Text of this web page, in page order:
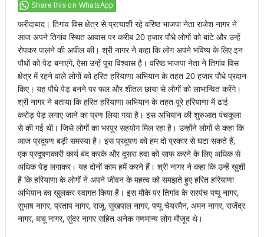
Share this on WhatsApp
फरीदाबाद। तिगांव विस क्षेत्र से प्रत्याशी रहे वरिष्ठ भाजपा नेता राजेश नागर ने
आज अपने तिगांव स्थित आवास पर करीब 20 हजार पौधे लोगों को बांटे और उन्हें
रोपकर पालने की अपील की। श्री नागर ने कहा कि लोग अपने भविष्य के लिए इन
पौधों को पेड़ बनाएंगे, ऐसा उन्हें पूरा विश्वास है। वरिष्ठ भाजपा नेता ने तिगांव विस
क्षेत्र में रहने वाले लोगों को हरित हरियाणा अभियान के तहत 20 हजार पौधे प्रदान
किए। यह पौधे पेड़ बनने पर फल और शीतल छाया से लोगों को लाभान्वित करेंगे।
श्री नागर ने बताया कि हरित हरियाणा अभियान के तहत पूरे हरियाणा में ढाई
करोड़ पेड़ लगाए जाने का प्रण लिया गया है। इस अभियान की शुरुआत पंचकूला
से की गई थी। जिसे लोगों का भरपूर सहयोग मिल रहा है। उन्होंने लोगों से कहा कि
आज प्रदूषण बड़ी समस्या है। इस प्रदूषण को हम दो प्रकार से घटा सकते हैं,
एक प्रदूषणकारी कार्य बंद करके और दूसरा हवा को साफ करने के लिए अधिक से
अधिक पेड़ लगाकर। यह दोनों काम हमें करने हैं। श्री नागर ने कहा कि उन्हें खुशी
है कि हरियाणा के लोगों ने अपने जीवन के महत्व को समझते हुए हरित हरियाणा
अभियान का खुलकर स्वागत किया है। इस मौके पर तिगांव के सरपंच पप्पू नागर,
सुभाष नागर, प्रताप नागर, राजू, सुखपाल नागर, पप्पू चेयरमैन, अमन नागर, राजेंद्र
नागर, बाबू नागर, सुंदर नागर सहित अनेक गणमान्य लोग मौजूद थे।